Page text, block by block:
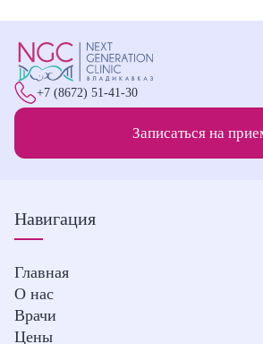
+7 (8672) 51-41-30
Записаться на
Навигация
Главная
О нас
Врачи
Цены